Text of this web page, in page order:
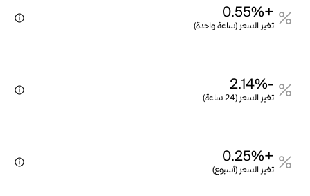
+0.55%
تغير السعر (ساعة واحدة)
-2.14%
تغير السعر (24 ساعة)
+0.25%
تغير السعر (أسبوع)